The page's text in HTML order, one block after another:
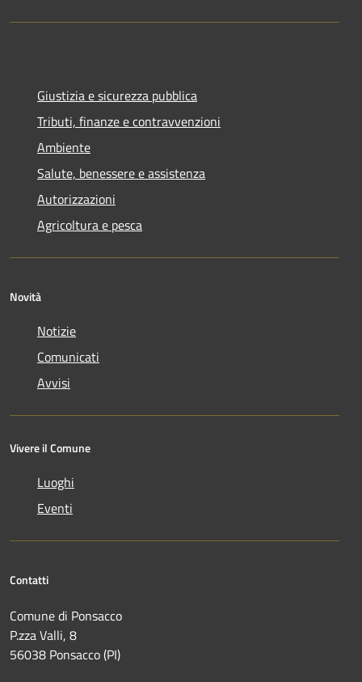
Giustizia e sicurezza pubblica
Tributi, finanze e contravvenzioni
Ambiente
Salute, benessere e assistenza
Autorizzazioni
Agricoltura e pesca
Novità
Notizie
Comunicati
Avvisi
Vivere il Comune
Luoghi
Eventi
Contatti
Comune di Ponsacco
P.zza Valli, 8
56038 Ponsacco (PI)